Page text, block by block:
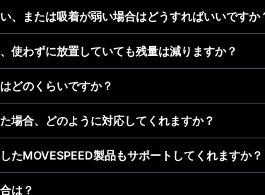
、または吸着が弱い場合はどうすればいいですか
使わずに放置していても残量は減りますか？
どのくらいですか？
場合、どのように対応してくれますか？
たMOVESPEED製品もサポートしてくれますか？
は？